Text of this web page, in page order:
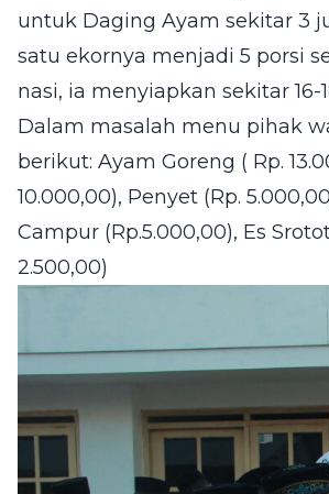
untuk Daging Ayam sekitar 3
satu ekornya menjadi 5 porsi
nasi, ia menyiapkan sekitar
Dalam masalah menu pihak
berikut: Ayam Goreng ( Rp.
10.000,00), Penyet (Rp.
Campur (Rp.5.000,00), Es
2.500,00)